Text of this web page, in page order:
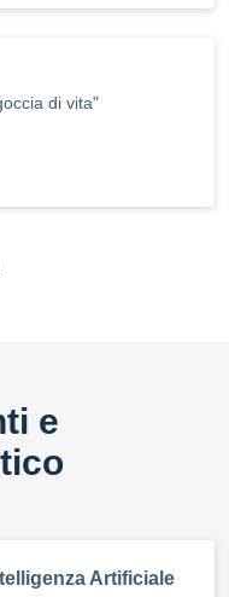
di vita"
e
Artificiale